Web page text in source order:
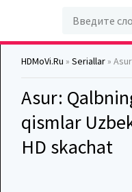
HDMoVi.Ru » Seriallar » Asur:
Asur:
qismlar
HD skachat